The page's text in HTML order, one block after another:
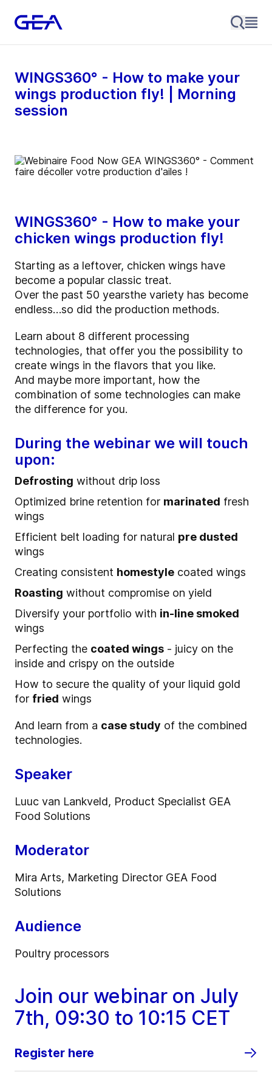
WINGS360° - How to make your
wings production fly! | Morning
session
WINGS360° - How to make your
chicken wings production fly!
Starting as a leftover, chicken wings have
become a popular classic treat.
Over the past 50 yearsthe variety has become
endless…so did the production methods.
Learn about 8 different processing
technologies, that offer you the possibility to
create wings in the flavors that you like.
And maybe more important, how the
combination of some technologies can make
the difference for you.
During the webinar we will touch
upon:
Defrosting without drip loss
Optimized brine retention for marinated fresh
wings
Efficient belt loading for natural pre dusted
wings
Creating consistent homestyle coated wings
Roasting without compromise on yield
Diversify your portfolio with in-line smoked
wings
Perfecting the coated wings - juicy on the
inside and crispy on the outside
How to secure the quality of your liquid gold
for fried wings
And learn from a case study of the combined
technologies.
Speaker
Luuc van Lankveld, Product Specialist GEA
Food Solutions
Moderator
Mira Arts, Marketing Director GEA Food
Solutions
Audience
Poultry processors
Join our webinar on July
7th, 09:30 to 10:15 CET
Register here